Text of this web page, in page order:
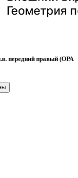
передний правый (ОРА